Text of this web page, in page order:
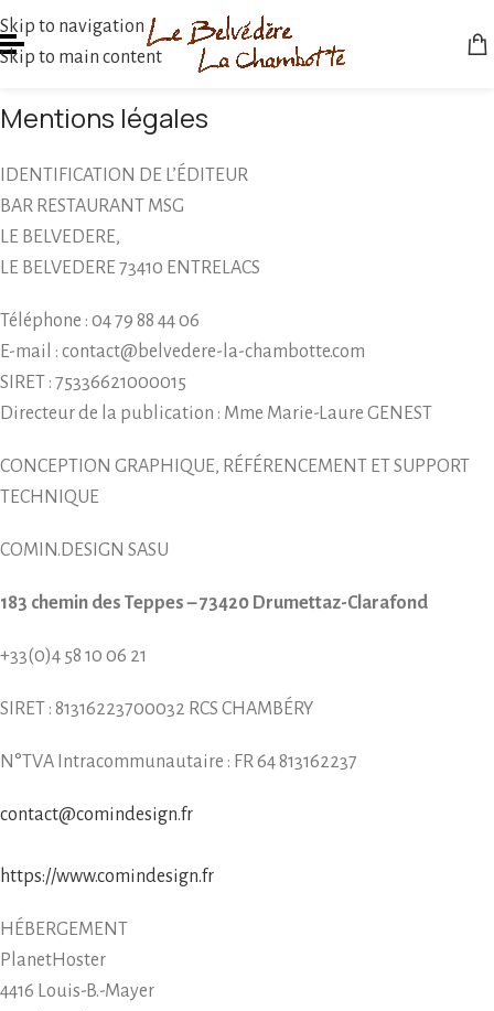
Skip to navigation
Skip to main content
Mentions légales
IDENTIFICATION DE L’ÉDITEUR
BAR RESTAURANT MSG
LE BELVEDERE,
LE BELVEDERE 73410 ENTRELACS
Téléphone : 04 79 88 44 06
E-mail : contact@belvedere-la-chambotte.com
SIRET : 75336621000015
Directeur de la publication : Mme Marie-Laure GENEST
CONCEPTION GRAPHIQUE, RÉFÉRENCEMENT ET SUPPORT
TECHNIQUE
COMIN.DESIGN SASU
183 chemin des Teppes – 73420 Drumettaz-Clarafond
+33(0)4 58 10 06 21
SIRET : 81316223700032 RCS CHAMBÉRY
N°TVA Intracommunautaire : FR 64 813162237
contact@comindesign.fr
https://www.comindesign.fr
HÉBERGEMENT
PlanetHoster
4416 Louis-B.-Mayer